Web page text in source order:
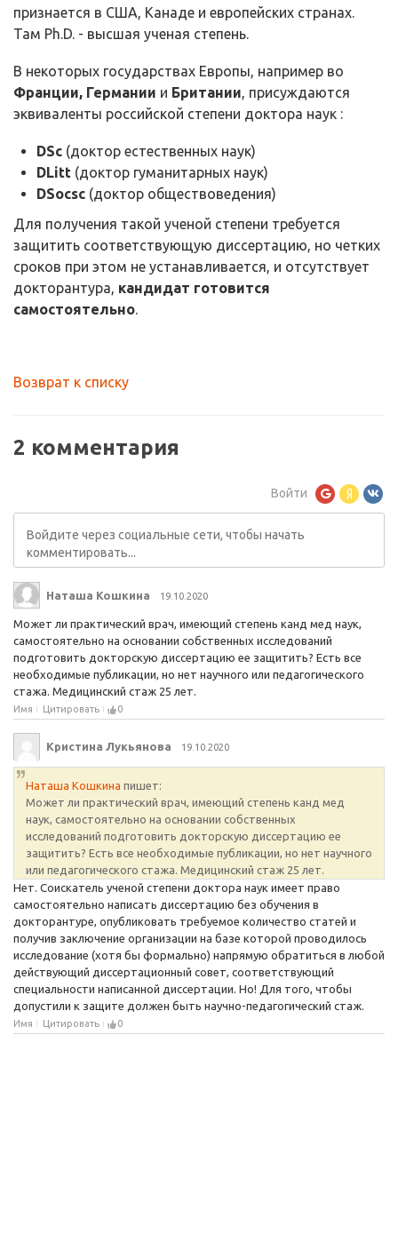
признается в США, Канаде и европейских странах.
Там Ph.D. - высшая ученая степень.
В некоторых государствах Европы, например во
Франции, Германии и Британии, присуждаются
эквиваленты российской степени доктора наук :
DSc (доктор естественных наук)
DLitt (доктор гуманитарных наук)
DSocsc (доктор обществоведения)
Для получения такой ученой степени требуется
защитить соответствующую диссертацию, но четких
сроков при этом не устанавливается, и отсутствует
докторантура, кандидат готовится
самостоятельно.
Возврат к списку
2 комментария
Войти
Наташа Кошкина 19.10.2020
Может ли практический врач, имеющий степень канд мед наук,
самостоятельно на основании собственных исследований
подготовить докторскую диссертацию ее защитить? Есть все
необходимые публикации, но нет научного или педагогического
стажа. Медицинский стаж 25 лет.
Имя Цитировать 0
Кристина Лукьянова 19.10.2020
Наташа Кошкина пишет:
Может ли практический врач, имеющий степень канд мед
наук, самостоятельно на основании собственных
исследований подготовить докторскую диссертацию ее
защитить? Есть все необходимые публикации, но нет научного
или педагогического стажа. Медицинский стаж 25 лет.
Нет. Соискатель ученой степени доктора наук имеет право
самостоятельно написать диссертацию без обучения в
докторантуре, опубликовать требуемое количество статей и
получив заключение организации на базе которой проводилось
исследование (хотя бы формально) напрямую обратиться в любой
действующий диссертационный совет, соответствующий
специальности написанной диссертации. Но! Для того, чтобы
допустили к защите должен быть научно-педагогический стаж.
Имя Цитировать 0